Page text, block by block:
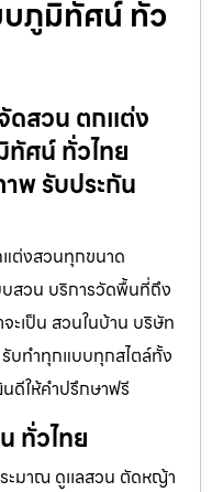
ภูมิทัศน์ ทั่ว
สวน ตกแต่ง
ศน์ ทั่วไทย
พ รับประกัน
ต่งสวนทุกขนาด
สวน บริการวัดพื้นที่ถึง
ะเป็น สวนในบ้าน บริษัท
บทำทุกแบบทุกสไตล์ทั้ง
ดีให้คำปรึกษาฟรี
ทั่วไทย
มาณ ดูเเลสวน ตัดหญ้า